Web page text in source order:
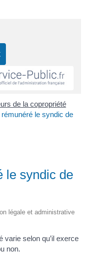
de la copropriété
le syndic de
le syndic de
légale et administrative
varie selon qu’il exerce
non.